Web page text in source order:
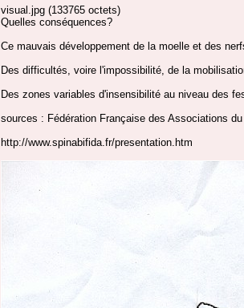
visual.jpg (133765 octets)
Quelles conséquences?
Ce mauvais développement de la moelle et des
Des difficultés, voire l'impossibilité, de la
Des zones variables d'insensibilité au niveau des
sources : Fédération Française des Associations
http://www.spinabifida.fr/presentation.htm